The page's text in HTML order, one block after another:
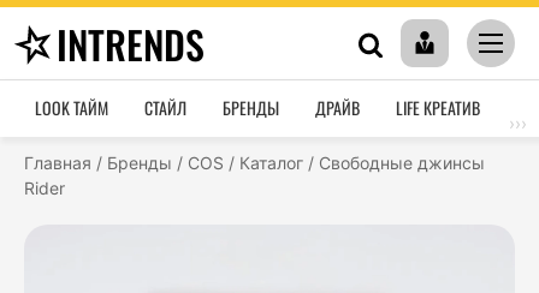
INTRENDS
LOOK ТАЙМ СТАЙЛ БРЕНДЫ ДРАЙВ LIFE КРЕАТИВ
›››
Главная / Бренды / COS / Каталог / Свободные джинсы
Rider